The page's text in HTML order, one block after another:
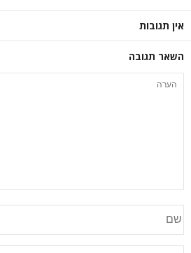
אין תגובות
השאר תגובה